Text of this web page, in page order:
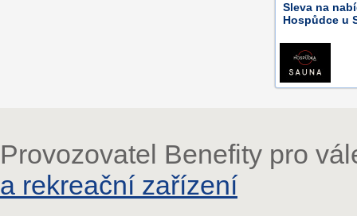
Sleva na
Hospůdce u
Provozovatel Benefity pro
a rekreační zařízení